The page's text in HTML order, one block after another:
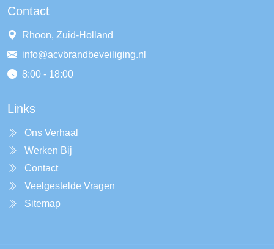
Contact
Rhoon, Zuid-Holland
info@acvbrandbeveiliging.nl
8:00 - 18:00
Links
Ons Verhaal
Werken Bij
Contact
Veelgestelde Vragen
Sitemap